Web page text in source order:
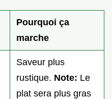
Pourquoi ça
marche
Saveur plus
rustique. Note: Le
plat sera plus gras